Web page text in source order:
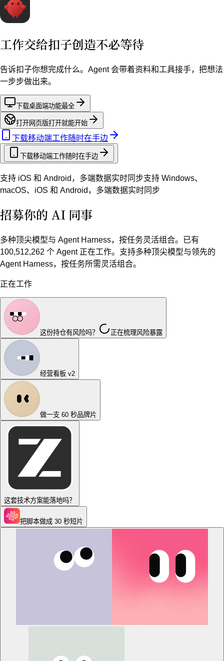
工作交给扣子创造不必等待
告诉扣子你想完成什么。Agent 会带着资料和工具接手，把想法
一步步做出来。
下载桌面端功能最全
打开网页版打开就能开始
下载移动端工作随时在手边
下载移动端工作随时在手边
支持 iOS 和 Android，多端数据实时同步支持 Windows、
macOS、iOS 和 Android，多端数据实时同步
招募你的 AI 同事
多种顶尖模型与 Agent Harness，按任务灵活组合。 已有
100,512,263 个 Agent 正在工作。支持多种顶尖模型与领先的
Agent Harness，按任务所需灵活组合。
正在工作
这份持仓有风险吗？ 正在梳理风险暴露
经营看板 v2
做一支 60 秒品牌片
这套技术方案能落地吗？
把脚本做成 30 秒短片